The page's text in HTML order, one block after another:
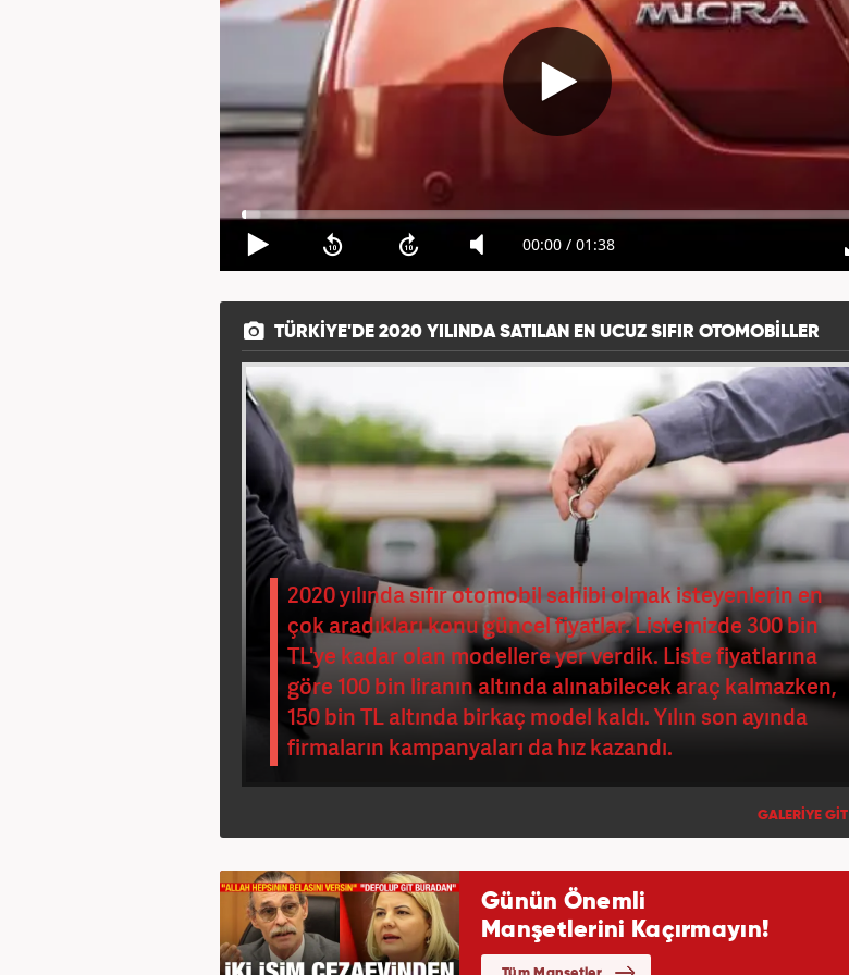
TÜRKIYE'DE 2020 YILINDA SATILAN EN UCUZ SIFIR OTOMOBILLER
2020 yılında sıfır otomobil sahibi olmak isteyenlerin en
çok aradıkları konu güncel fiyatlar. Listemizde 300 bin
TL'ye kadar olan modellere yer verdik. Liste fiyatlarına
göre 100 bin liranın altında alınabilecek araç kalmazken,
150 bin TL altında birkaç model kaldı. Yılın son ayında
firmaların kampanyaları da hız kazandı.
GALERİYE GİT